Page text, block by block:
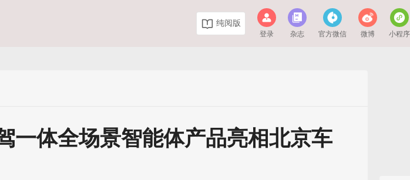
纯阅版
登录 杂志 官方微信 微博 小程序
一体全场景智能体产品亮相北京车